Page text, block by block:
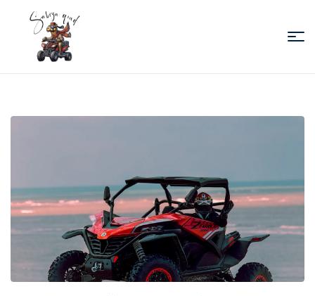
Quad